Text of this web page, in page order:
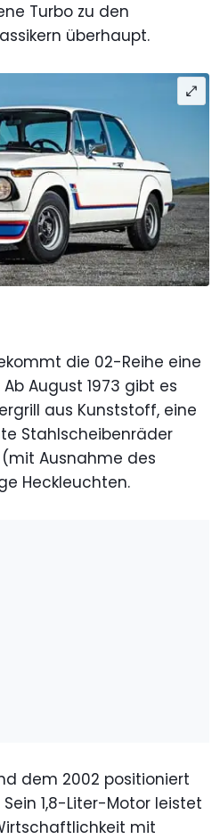
Turbo zu den
überhaupt.
die 02-Reihe eine
August 1973 gibt es
aus Kunststoff, eine
Stahlscheibenräder
Ausnahme des
Heckleuchten.
dem 2002 positioniert
Sein 1,8-Liter-Motor leistet
mit